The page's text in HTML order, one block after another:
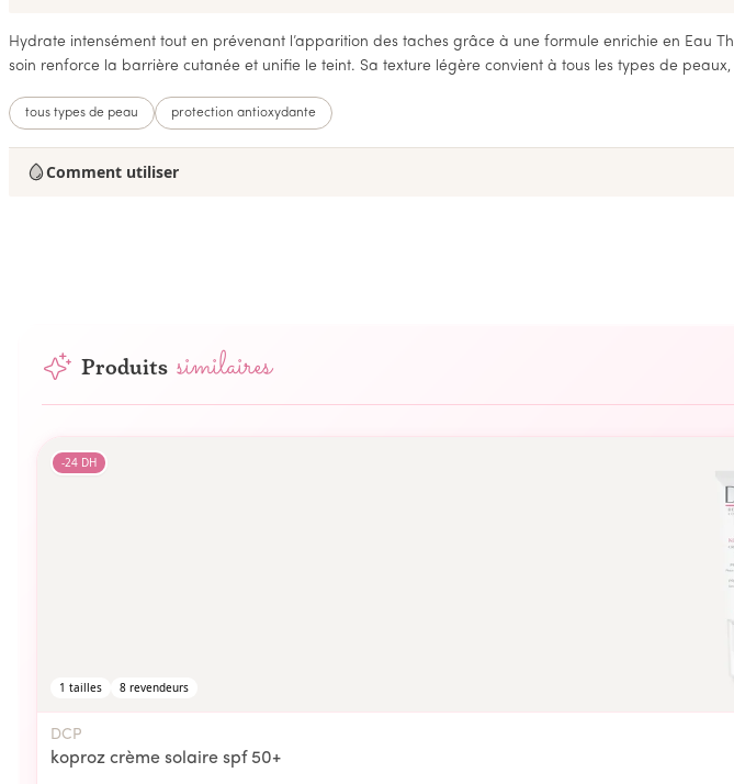
Hydrate intensément tout en prévenant l’apparition des taches grâce à une formule enrichie en Eau
soin renforce la barrière cutanée et unifie le teint. Sa texture légère convient à tous les types de
tous types de peau protection antioxydante
Comment utiliser
Produits similaires
-24DH
1 tailles 8revendeurs
DCP
koproz crème solaire spf 50+